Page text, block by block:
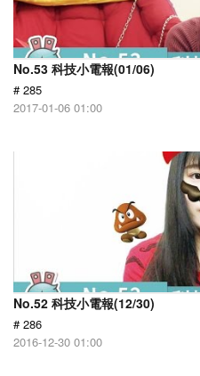
No.53 科技小電報(01/06)
# 285
2017-01-06 01:00
No.52 科技小電報(12/30)
# 286
2016-12-30 01:00